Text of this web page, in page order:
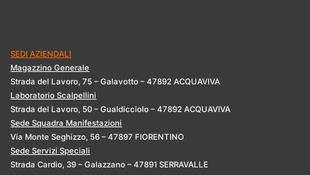
SEDI AZIENDALI
Magazzino Generale
Strada del Lavoro, 75 – Galavotto – 47892 ACQUAVIVA
Laboratorio Scalpellini
Strada del Lavoro, 50 – Gualdicciolo – 47892 ACQUAVIVA
Sede Squadra Manifestazioni
Via Monte Seghizzo, 56 – 47897 FIORENTINO
Sede Servizi Speciali
Strada Cardio, 39 – Galazzano – 47891 SERRAVALLE